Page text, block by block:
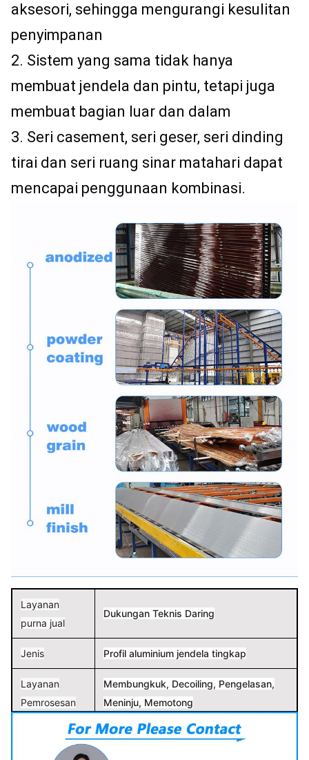
aksesori, sehingga mengurangi kesulitan
penyimpanan
2. Sistem yang sama tidak hanya
membuat jendela dan pintu, tetapi juga
membuat bagian luar dan dalam
3. Seri casement, seri geser, seri dinding
tirai dan seri ruang sinar matahari dapat
mencapai penggunaan kombinasi.
Layanan
purna jual
Dukungan Teknis Daring
Jenis Profil aluminium jendela tingkap
Layanan
Pemrosesan
Membungkuk, Decoiling, Pengelasan,
Meninju, Memotong
Pintu & Jendela